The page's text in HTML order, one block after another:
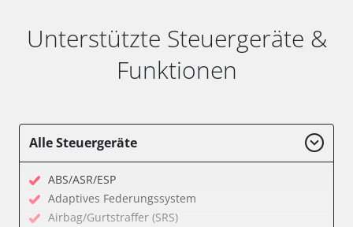
Unterstützte Steuergeräte &
Funktionen
Alle Steuergeräte
ABS/ASR/ESP
Adaptives Federungssystem
Airbag/Gurtstraffer (SRS)